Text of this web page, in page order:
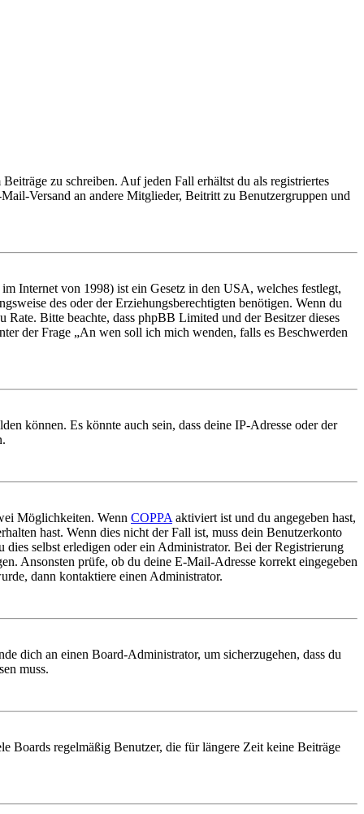
zu schreiben. Auf jeden Fall erhältst du als registriertes
Versand an andere Mitglieder, Beitritt zu Benutzergruppen und
Internet von 1998) ist ein Gesetz in den USA, welches festlegt,
des oder der Erziehungsberechtigten benötigen. Wenn du
Bitte beachte, dass phpBB Limited und der Besitzer dieses
der Frage „An wen soll ich mich wenden, falls es Beschwerden
können. Es könnte auch sein, dass deine IP-Adresse oder der
Möglichkeiten. Wenn COPPA aktiviert ist und du angegeben hast,
hast. Wenn dies nicht der Fall ist, muss dein Benutzerkonto
selbst erledigen oder ein Administrator. Bei der Registrierung
Ansonsten prüfe, ob du deine E-Mail-Adresse korrekt eingegeben
dann kontaktiere einen Administrator.
dich an einen Board-Administrator, um sicherzugehen, dass du
muss.
Boards regelmäßig Benutzer, die für längere Zeit keine Beiträge